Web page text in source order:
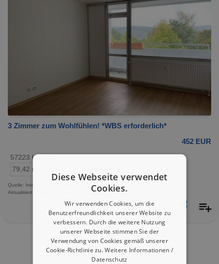
3 Zimmer zum Wohlfühlen! *WBS erforderlich*
452 EUR
57223 Kreuztal
79,42 m²
Quelle: Internet-Kleinanzeigen
Aktualisiert: 1 Tag, 16 Stunden
1 - 2 von 2 Angebote
Diese Webseite verwendet
Cookies.
Wir verwenden Cookies, um die
Benutzerfreundlichkeit unserer Website zu
verbessern. Durch die weitere Nutzung
unserer Webseite stimmen Sie der
Verwendung von Cookies gemäß unserer
Cookie-Richtlinie zu.Weitere Informationen /
Datenschutz